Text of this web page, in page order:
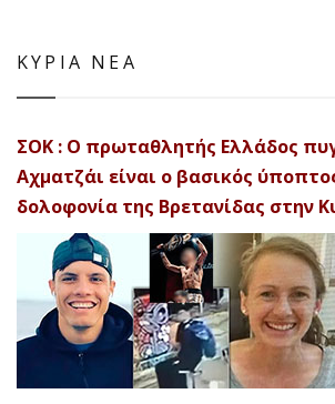
ΚΥΡΙΑ ΝΕΑ
ΣΟΚ : Ο πρωταθλητής Ελλάδος
Αχματζάι είναι ο βασικός
δολοφονία της Βρετανίδας στην